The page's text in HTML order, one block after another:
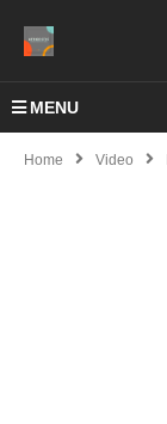
MENU
Home Video